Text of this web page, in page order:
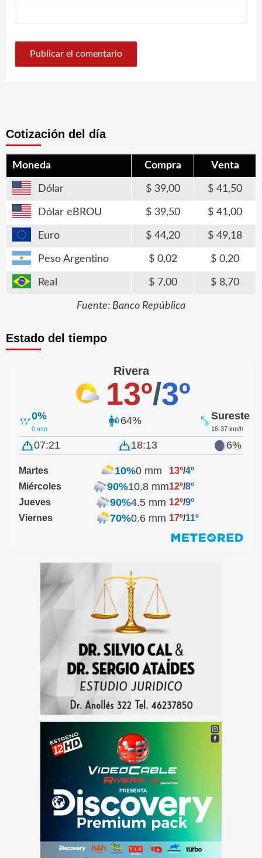
Cotización del día
Moneda Compra Venta
Dólar 39,00 41,50
Dólar eBROU 39,50 41,00
Euro 44,20 49,18
Peso Argentino 0,02 0,20
Real 7,00 8,70
Fuente: Banco República
Estado del tiempo
Rivera
13º/3º
0%
0 mm
64% Sureste
16-37 km/h
07:21 18:13 6%
Martes 10%0 mm 13º/4º
Miércoles
90%10.8 mm12º/8º
Jueves
90%4.5 mm 12º/9º
Viernes
70%0.6 mm 17º/11º